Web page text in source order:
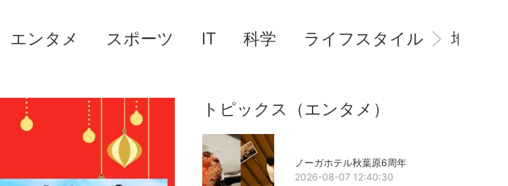
エンタメ スポーツ IT 科学 ライフスタイル 地域情
トピックス（エンタメ）
ノーガホテル秋葉原6周年
2026-08-07 12:40:30